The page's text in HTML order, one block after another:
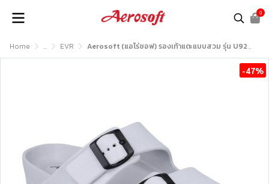
0
Home ... EVR Aerosoft (แอโร่ซอฟ) รองเท้าแตะแบบสวม รุ่น U9201
-47%